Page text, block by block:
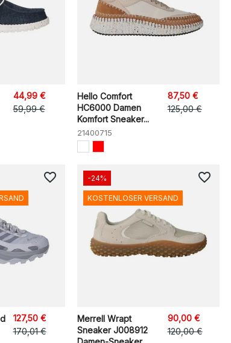
44,99 €
59,99 €
Hello Comfort
HC6000 Damen
Komfort Sneaker...
21400715
87,50 €
125,00 €
127,50 €
170,01 €
favorite_border
Merrell Wrapt
Sneaker J008912
90,00 €
120,00 €
-24%
KOSTENLOSER VERSAND
favorite_border